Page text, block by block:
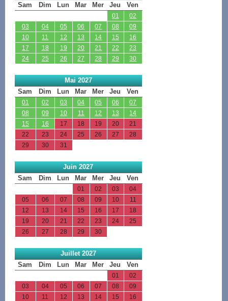
Sam
Dim Lun Mar Mer Jeu Ven
01
02
03
04 05 06 07 08
09
10
11 12 13 14 15
16
17
18 19 20 21 22
23
24
25 26 27 28 29 30
Mai 2027
Sam
Dim Lun Mar Mer Jeu Ven
01 02 03 04 05 06
07
08
09 10 11 12 13
14
15
16 17 18 19 20
21
22
23 24 25 26 27
28
29
30 31
Juin 2027
Sam
Dim Lun Mar Mer Jeu Ven
01 02 03
04
05
06 07 08 09 10
11
12
13 14 15 16 17
18
19
20 21 22 23 24
25
26
27 28 29 30
Juillet 2027
Sam
Dim Lun Mar Mer Jeu Ven
01
02
03
04 05 06 07 08
09
10
11 12 13 14 15 16